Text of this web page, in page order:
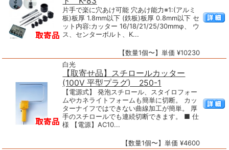
片手で楽に穴あけ可能 穴あけ能力※1:(アルミ
板)板厚 1.8mm以下 (鉄板)板厚 0.8mm以下 セ
ット内容:カッター 16/18/21/25/30mmφ、 ウ
ス、センターボルト、K...
【数量1個〜】単価 ¥10230
白光
【取寄せ品】スチロールカッター
(100V 平型プラグ) 250-1
【電源式】 発泡スチロール、スタイロフォー
ムやカネライトフォームも簡単に切断。 カッ
ターナイフではできない曲線加工が簡単。 厚
手のスチロールでも連続切断できます。 ■ 仕
様 【電源】AC10...
【数量1個〜】単価 ¥4600